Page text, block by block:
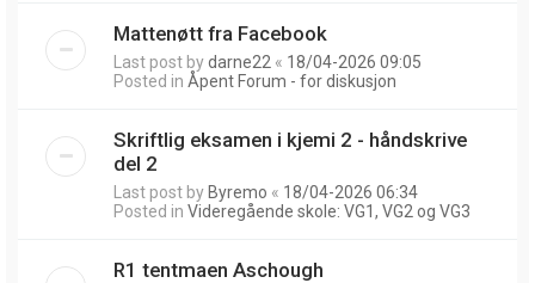
Mattenøtt fra Facebook
Last post bydarne22 « 18/04-2026 09:05
Posted in Åpent Forum - for diskusjon
Skriftlig eksamen i kjemi 2 - håndskrive
del 2
Last post by Byremo « 18/04-2026 06:34
Posted in Videregående skole: VG1, VG2 og VG3
R1 tentmaen Aschough